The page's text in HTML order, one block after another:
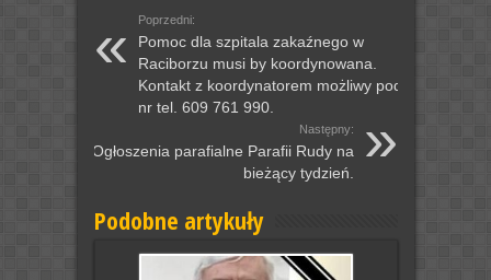
Poprzedni:
Pomoc dla szpitala zakaźnego w
Raciborzu musi by koordynowana.
Kontakt z koordynatorem możliwy pod
nr tel. 609 761 990.
Następny:
Ogłoszenia parafialne Parafii Rudy na
bieżący tydzień.
Podobne artykuły